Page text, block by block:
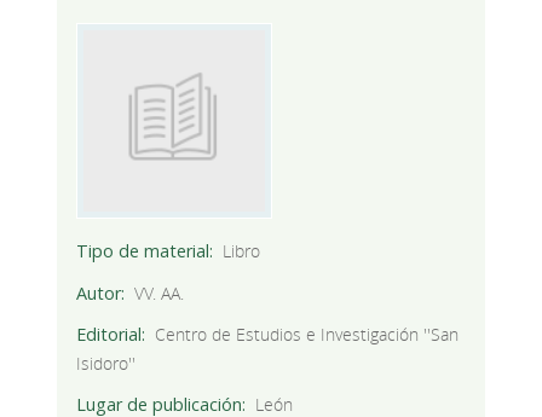
Tipo de material
Libro
Autor
VV. AA.
Editorial
Centro de Estudios e Investigación ''San
Isidoro''
Lugar de publicación
León